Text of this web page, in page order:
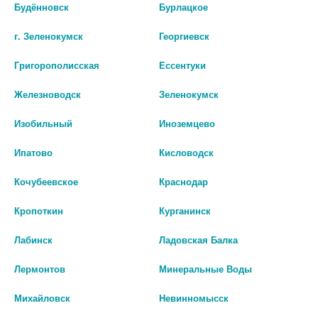
цена: 955 руб.
Будённовск Бурлацкое
г. Зеленокумск Георгиевск
Григорополисская Ессентуки
Железноводск Зеленокумск
Изобильный Иноземцево
Ипатово Кисловодск
Кочубеевское Краснодар
Кропоткин Курганинск
Лабинск Ладовская Балка
Лермонтов Минеральные Воды
Михайловск Невинномысск